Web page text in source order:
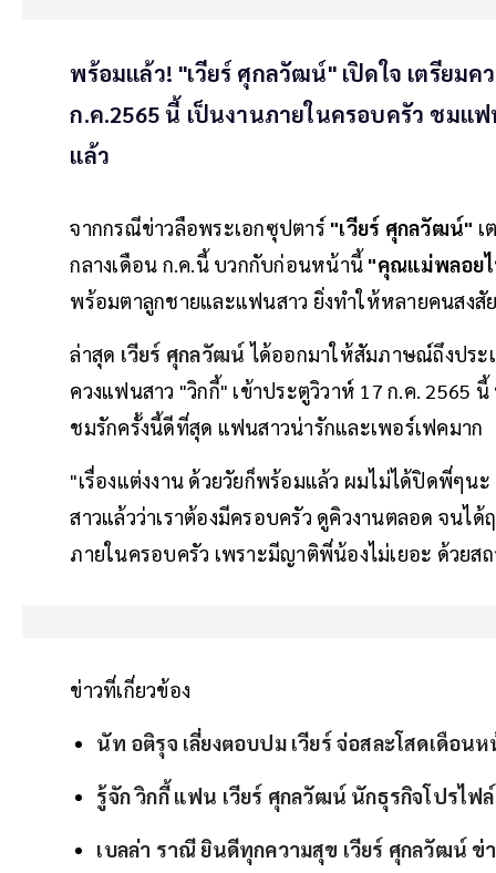
พร้อมแล้ว! "เวียร์ ศุกลวัฒน์" เปิดใจ เตรียม
ก.ค.2565 นี้ เป็นงานภายในครอบครัว ชมแ
แล้ว
จากกรณีข่าวลือพระเอกซุปตาร์ "เวียร์ ศุกลวัฒน์" เ
กลางเดือน ก.ค.นี้ บวกกับก่อนหน้านี้ "คุณแม่พลอย
พร้อมตาลูกชายและแฟนสาว ยิ่งทำให้หลายคนสงสั
ล่าสุด เวียร์ ศุกลวัฒน์ ได้ออกมาให้สัมภาษณ์ถึงประ
ควงแฟนสาว "วิกกี้" เข้าประตูวิวาห์ 17 ก.ค. 2565
ชมรักครั้งนี้ดีที่สุด แฟนสาวน่ารักและเพอร์เฟคมาก
"เรื่องแต่งงาน ด้วยวัยก็พร้อมแล้ว ผมไม่ได้ปิดพี่ๆ
สาวแล้วว่าเราต้องมีครอบครัว ดูคิวงานตลอด จนไ
ภายในครอบครัว เพราะมีญาติพี่น้องไม่เยอะ ด้วย
ข่าวที่เกี่ยวข้อง
นัท อติรุจ เลี่ยงตอบปม เวียร์ จ่อสละโสดเดือน
รู้จัก วิกกี้ แฟน เวียร์ ศุกลวัฒน์ นักธุรกิจโปรไฟ
เบลล่า ราณี ยินดีทุกความสุข เวียร์ ศุกลวัฒน์ ข่